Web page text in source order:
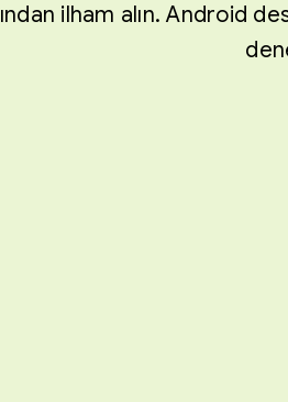
ilham alın. Android